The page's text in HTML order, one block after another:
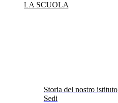
LA SCUOLA
Storia del nostro istituto
Sedi